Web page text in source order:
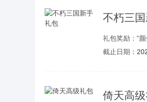
不朽三
礼包奖励："
截止日期：
倚天高